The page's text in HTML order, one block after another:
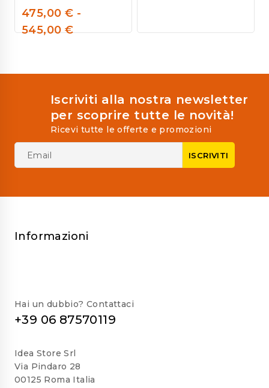
out
475,00 € -
545,00€
Iscriviti alla nostra newsletter
per scoprire tutte le novità!
Ricevi tutte le offerte e promozioni
Informazioni
Hai un dubbio? Contattaci
+39 06 87570119
Idea Store Srl
Via Pindaro 28
00125 Roma Italia